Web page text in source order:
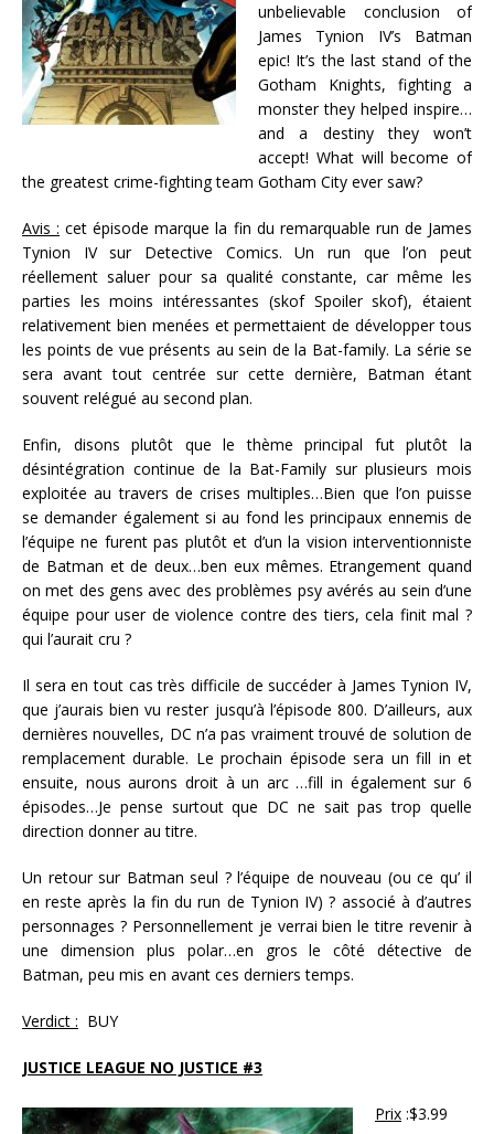
unbelievable conclusion of
James Tynion IV’s Batman
epic! It’s the last stand of the
Gotham Knights, fighting a
monster they helped inspire…
and a destiny they won’t
accept! What will become of
the greatest crime-fighting team Gotham City ever saw?
Avis : cet épisode marque la fin du remarquable run de James
Tynion IV sur Detective Comics. Un run que l’on peut
réellement saluer pour sa qualité constante, car même les
parties les moins intéressantes (skof Spoiler skof), étaient
relativement bien menées et permettaient de développer tous
les points de vue présents au sein de la Bat-family. La série se
sera avant tout centrée sur cette dernière, Batman étant
souvent relégué au second plan.
Enfin, disons plutôt que le thème principal fut plutôt la
désintégration continue de la Bat-Family sur plusieurs mois
exploitée au travers de crises multiples…Bien que l’on puisse
se demander également si au fond les principaux ennemis de
l’équipe ne furent pas plutôt et d’un la vision interventionniste
de Batman et de deux…ben eux mêmes. Etrangement quand
on met des gens avec des problèmes psy avérés au sein d’une
équipe pour user de violence contre des tiers, cela finit mal ?
qui l’aurait cru ?
Il sera en tout cas très difficile de succéder à James Tynion IV,
que j’aurais bien vu rester jusqu’à l’épisode 800. D’ailleurs, aux
dernières nouvelles, DC n’a pas vraiment trouvé de solution de
remplacement durable. Le prochain épisode sera un fill in et
ensuite, nous aurons droit à un arc …fill in également sur 6
épisodes…Je pense surtout que DC ne sait pas trop quelle
direction donner au titre.
Un retour sur Batman seul ? l’équipe de nouveau (ou ce qu’ il
en reste après la fin du run de Tynion IV) ? associé à d’autres
personnages ? Personnellement je verrai bien le titre revenir à
une dimension plus polar…en gros le côté détective de
Batman, peu mis en avant ces derniers temps.
Verdict : BUY
JUSTICE LEAGUE NO JUSTICE #3
Prix :$3.99